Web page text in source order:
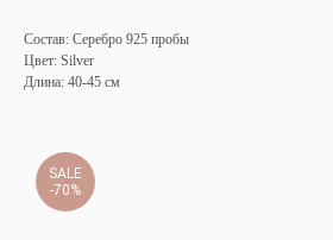
Состав: Серебро 925 пробы
Цвет: Silver
Длина: 40-45 см
SALE
-70%